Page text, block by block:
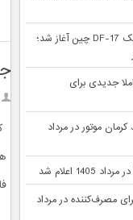
جشن
استقرار انبوه موشک هایپرسونیک DF-17 چین آغاز شد؛
جدیدی برای
شرایط فروش اقساطی جک J4 کرمان موتور در مرداد
جدید وانت سایپا ۱۵۱ برای مصرف‌کننده در مرداد